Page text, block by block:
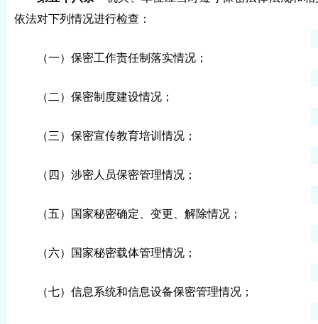
依法对下列情况进行检查：
（一）保密工作责任制落实情况；
（二）保密制度建设情况；
（三）保密宣传教育培训情况；
（四）涉密人员保密管理情况；
（五）国家秘密确定、变更、解除情况；
（六）国家秘密载体管理情况；
（七）信息系统和信息设备保密管理情况；